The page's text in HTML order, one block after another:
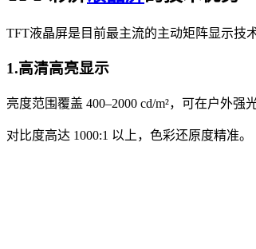
TFT液晶屏是目前最主流的主动矩阵显示技
1.高清高亮显示
亮度范围覆盖 400–2000 cd/m²，可在户外强
对比度高达 1000:1 以上，色彩还原度精准。